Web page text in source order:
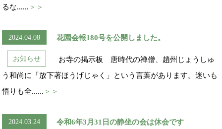
るな...... ＞＞
2024.04.08 花園会報180号を公開しました。
お知らせ
お寺の掲示板 唐時代の禅僧、趙州じょうしゅ
う和尚に「放下著ほうげじゃく」という言葉があります。迷いも
悟りも全...... ＞＞
2024.03.24 令和6年3月31日の静坐の会は休会です